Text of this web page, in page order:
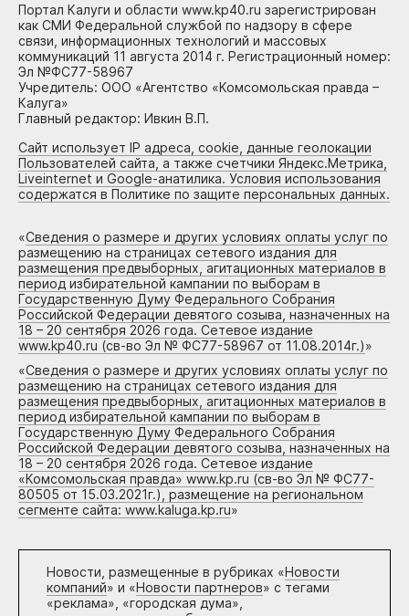
Портал Калуги и области www.kp40.ru зарегистрирован
как СМИ Федеральной службой по надзору в сфере
связи, информационных технологий и массовых
коммуникаций 11 августа 2014 г. Регистрационный номер:
Эл №ФС77-58967
Учредитель: ООО «Агентство «Комсомольская правда –
Калуга»
Главный редактор: Ивкин В.П.
Сайт использует IP адреса, cookie, данные геолокации
Пользователей сайта, а также счетчики Яндекс.Метрика,
Liveinternet и Google-анатилика. Условия использования
содержатся в Политике по защите персональных данных.
«Сведения о размере и других условиях оплаты услуг по
размещению на страницах сетевого издания для
размещения предвыборных, агитационных материалов в
период избирательной кампании по выборам в
Государственную Думу Федерального Собрания
Российской Федерации девятого созыва, назначенных на
18 – 20 сентября 2026 года. Сетевое издание
www.kp40.ru (св-во Эл № ФС77-58967 от 11.08.2014г.)»
«Сведения о размере и других условиях оплаты услуг по
размещению на страницах сетевого издания для
размещения предвыборных, агитационных материалов в
период избирательной кампании по выборам в
Государственную Думу Федерального Собрания
Российской Федерации девятого созыва, назначенных на
18 – 20 сентября 2026 года. Сетевое издание
«Комсомольская правда» www.kp.ru (св-во Эл № ФС77-
80505 от 15.03.2021г.), размещение на региональном
сегменте сайта: www.kaluga.kp.ru»
Новости, размещенные в рубриках «Новости
компаний» и «Новости партнеров» с тегами
«реклама», «городская дума»,